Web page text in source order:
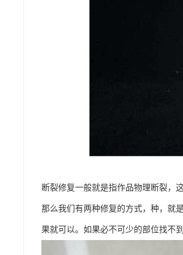
断裂修复一般就是指作品物理断裂，
那么我们有两种修复的方式，种，就
果就可以。如果必不可少的部位找不